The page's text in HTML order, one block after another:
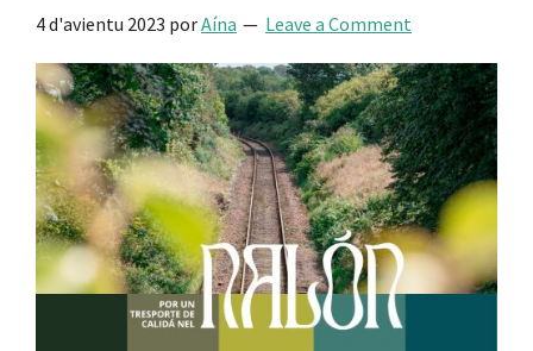
4 d'avientu 2023 porAína Leave a Comment